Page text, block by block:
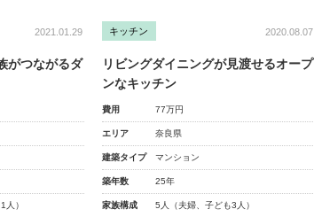
2021.01.29
がつながるダ
人）
キッチン 2020.08.07
リビングダイニングが見渡せるオープ
ンなキッチン
費用 77万円
エリア 奈良県
建築タイプ マンション
築年数 25年
家族構成 5人（夫婦、子ども3人）